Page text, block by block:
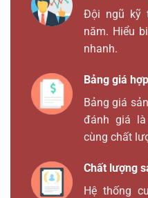
Đội ngũ kỹ
năm. Hiểu
nhanh.
Bảng giá
Bảng giá
đánh giá
cùng chất
Chất lượng
Hệ thống